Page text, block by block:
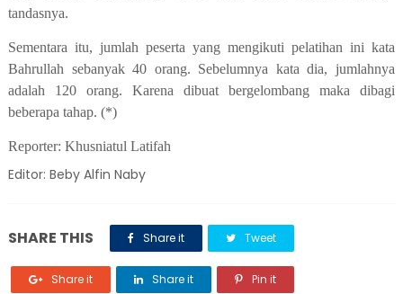
tandasnya.
Sementara itu, jumlah peserta yang mengikuti pelatihan ini kata
Bahrullah sebanyak 40 orang. Sebelumnya kata dia, jumlahnya
adalah 120 orang. Karena dibuat bergelombang maka dibagi
beberapa tahap. (*)
Reporter: Khusniatul Latifah
Editor: Beby Alfin Naby
SHARE THIS Share it Tweet
Share it Share it Pin it